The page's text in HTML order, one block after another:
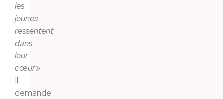
les
jeunes
ressentent
dans
leur
cœur».
Il
demande